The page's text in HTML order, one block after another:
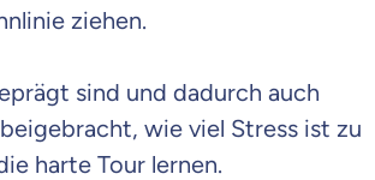
ziehen.
sind und dadurch auch
wie viel Stress ist zu
harte Tour lernen.